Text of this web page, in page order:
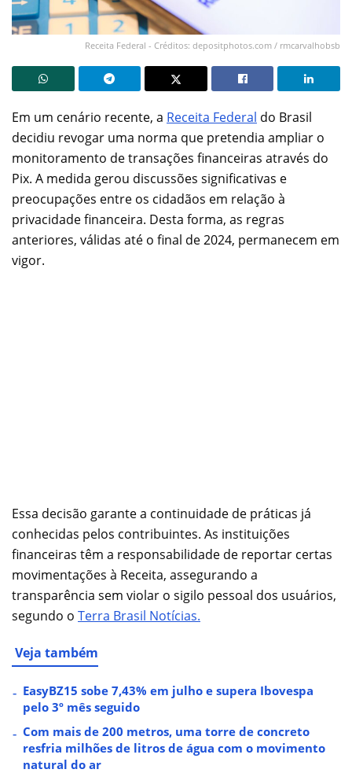
Receita Federal - Créditos: depositphotos.com / rmcarvalhobsb
Em um cenário recente, a Receita Federal do Brasil
decidiu revogar uma norma que pretendia ampliar o
monitoramento de transações financeiras através do
Pix. A medida gerou discussões significativas e
preocupações entre os cidadãos em relação à
privacidade financeira. Desta forma, as regras
anteriores, válidas até o final de 2024, permanecem em
vigor.
Essa decisão garante a continuidade de práticas já
conhecidas pelos contribuintes. As instituições
financeiras têm a responsabilidade de reportar certas
movimentações à Receita, assegurando a
transparência sem violar o sigilo pessoal dos usuários,
segundo o Terra Brasil Notícias.
Veja também
EasyBZ15 sobe 7,43% em julho e supera Ibovespa
pelo 3º mês seguido
Com mais de 200 metros, uma torre de concreto
resfria milhões de litros de água com o movimento
natural do ar